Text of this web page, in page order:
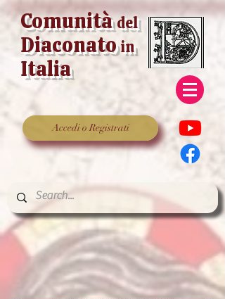
Comunitàdel
Diaconatoin
Italia
Accedi o Registrati